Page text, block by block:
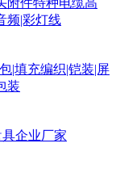
附件特种电缆高
频|彩灯线
|填充编织|铠装|屏
装
具企业厂家